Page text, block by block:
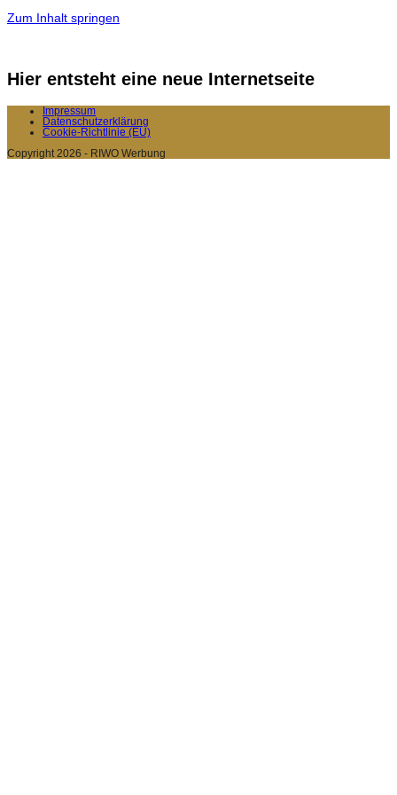
Zum Inhalt springen
Hier entsteht eine neue Internetseite
Impressum
Datenschutzerklärung
Cookie-Richtlinie (EU)
Copyright 2026 - RIWO Werbung